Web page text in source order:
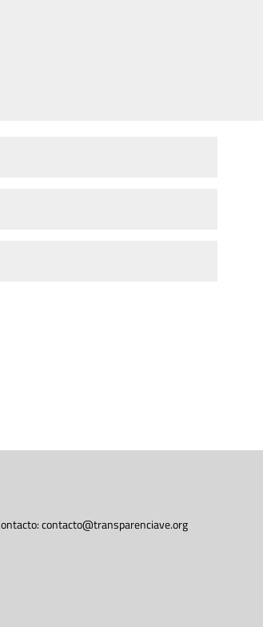
contacto@transparenciave.org